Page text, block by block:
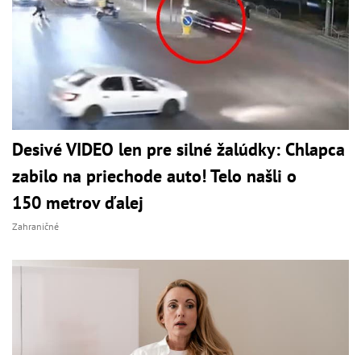
Desivé VIDEO len pre silné žalúdky: Chlapca
zabilo na priechode auto! Telo našli o
150 metrov ďalej
Zahraničné